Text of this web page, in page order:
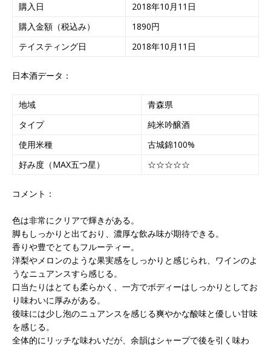
購入日
2018年10月11日
購入金額（税込み）
1890円
テイスティング日
2018年10月11日
日本酒データ：
地域
青森県
タイプ
純米吟醸酒
使用米種
古城錦100%
好み度（MAX五つ星）
☆☆☆☆☆
コメント：
色は非常にクリアで輝きがある。
脚もしっかりと出ており、濃厚な飲み味が期待できる。
香りや豊でとてもフルーティー。
洋梨やメロンのような果実感をしっかりと感じられ、ワインのよ
うなニュアンスすら感じる。
口当たりはとても柔らかく、一方でボディーはしっかりとしてお
り味わいに厚みがある。
後味には少し泡のニュアンスを感じる爽やかな酸味と優しい甘味
を感じる。
全体的にリッチな味わいだが、余韻はシャープで後を引く味わ